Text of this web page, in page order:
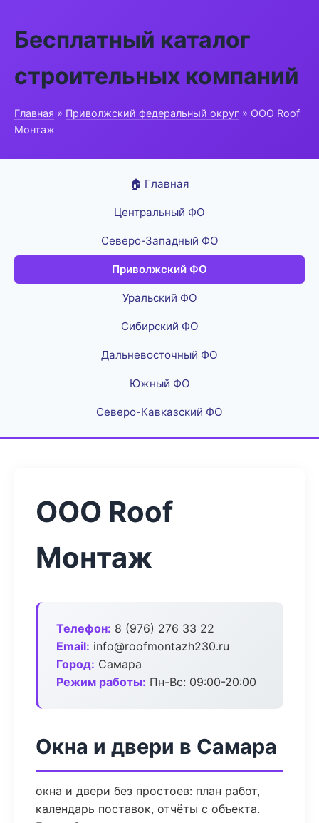
Бесплатный каталог
строительных компаний
Главная » Приволжский федеральный округ » ООО Roof
Монтаж
🏠 Главная
Центральный ФО
Северо-Западный ФО
Приволжский ФО
Уральский ФО
Сибирский ФО
Дальневосточный ФО
Южный ФО
Северо-Кавказский ФО
ООО Roof
Монтаж
Телефон: 8 (976) 276 33 22
Email: info@roofmontazh230.ru
Город: Самара
Режим работы: Пн-Вс: 09:00-20:00
Окна и двери в Самара
окна и двери без простоев: план работ,
календарь поставок, отчёты с объекта.